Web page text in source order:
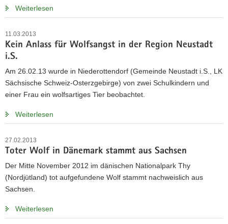
i
n
Weiterlesen
11.03.2013
Kein Anlass für Wolfsangst in der Region Neustadt
i.S.
Am 26.02.13 wurde in Niederottendorf (Gemeinde Neustadt i.S., LK
Sächsische Schweiz-Osterzgebirge) von zwei Schulkindern und
einer Frau ein wolfsartiges Tier beobachtet.
Weiterlesen
27.02.2013
Toter Wolf in Dänemark stammt aus Sachsen
Der Mitte November 2012 im dänischen Nationalpark Thy
(Nordjütland) tot aufgefundene Wolf stammt nachweislich aus
Sachsen.
Weiterlesen